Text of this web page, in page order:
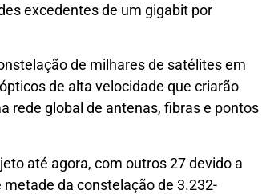
excedentes de um gigabit por
de milhares de satélites em
de alta velocidade que criarão
rede global de antenas, fibras e pontos
até agora, com outros 27 devido a
da constelação de 3.232-